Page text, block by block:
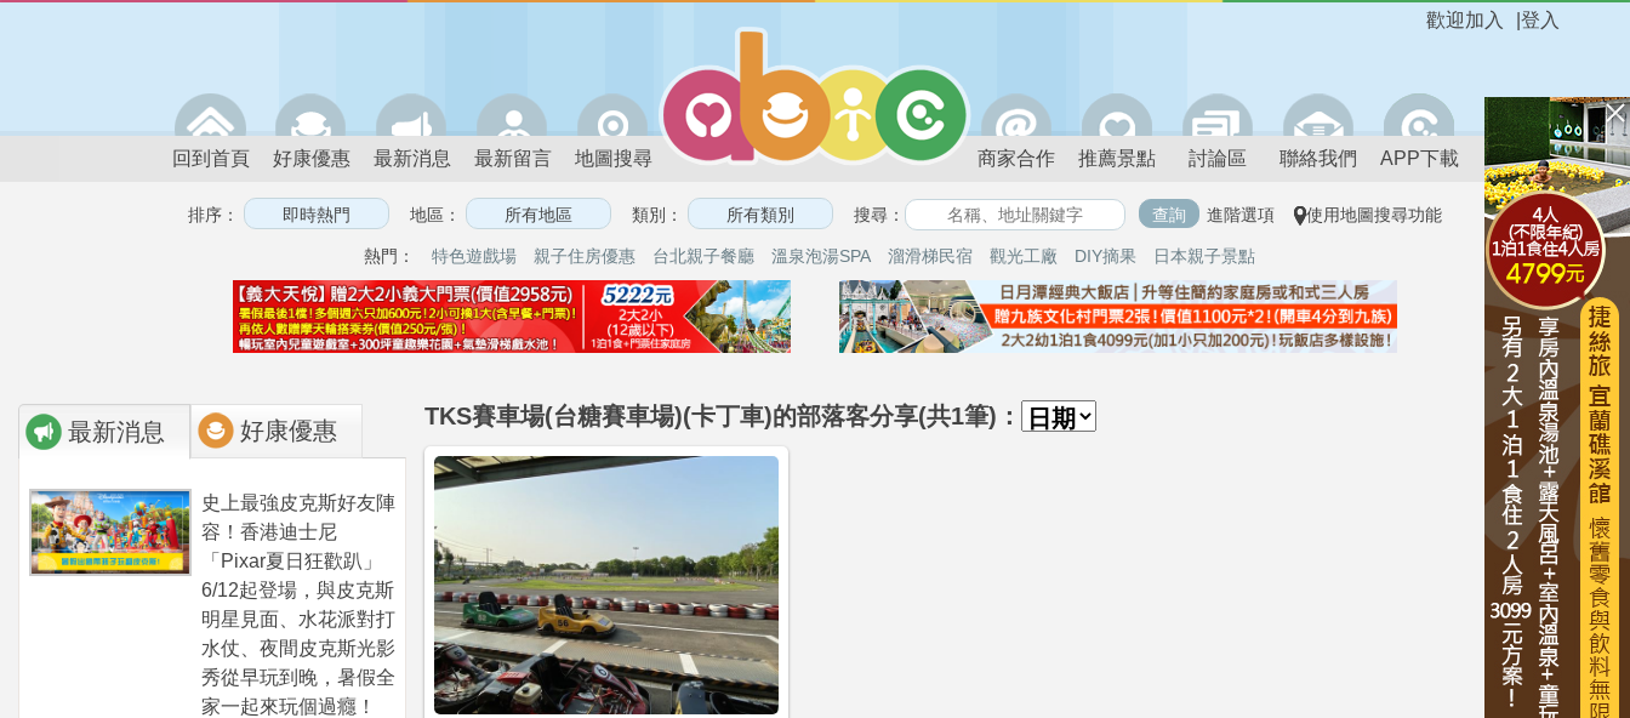
登入
歡迎加入
回到首頁 好康優惠 最新消息 最新留言 地圖搜尋 商家合作 推薦景點 討論區 聯絡我們 APP下載
排序： 地區： 類別： 搜尋： 進階選項 使用地圖搜尋功能
熱門： 特色遊戲場 親子住房優惠 台北親子餐廳 溫泉泡湯SPA 溜滑梯民宿 觀光工廠 DIY摘果 日本親子景點
最新消息 好康優惠
史上最強皮克斯好友陣
容！香港迪士尼
「Pixar夏日狂歡趴」
6/12起登場，與皮克斯
明星見面、水花派對打
水仗、夜間皮克斯光影
秀從早玩到晚，暑假全
家一起來玩個過癮！
TKS賽車場(台糖賽車場)(卡丁車)的部落客分享(共1筆)：